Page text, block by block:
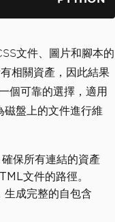
文件、圖片和腳本的
相關資產，因此結果
個可靠的選擇，適用
盤上的文件進行維
保所有連結的資產
文件的路徑。
成完整的自包含